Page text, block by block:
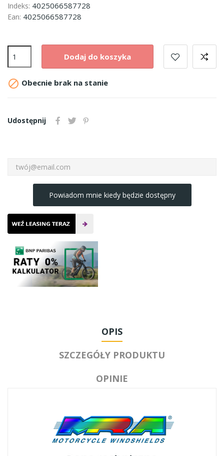
Indeks: 4025066587728
Ean: 4025066587728
Dodaj do koszyka
 Obecnie brak na stanie
Udostępnij
Powiadom mnie kiedy będzie dostępny
OPIS
SZCZEGÓŁY PRODUKTU
OPINIE